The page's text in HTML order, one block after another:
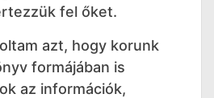
fel őket.
azt, hogy korunk
formájában is
az információk,